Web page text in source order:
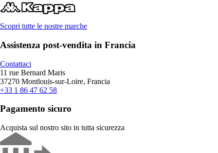
Scopri tutte le nostre marche
Assistenza post-vendita in Francia
Contattaci
11 rue Bernard Maris
37270 Montlouis-sur-Loire, Francia
+33 1 86 47 62 58
Pagamento sicuro
Acquista sul nostro sito in tutta sicurezza